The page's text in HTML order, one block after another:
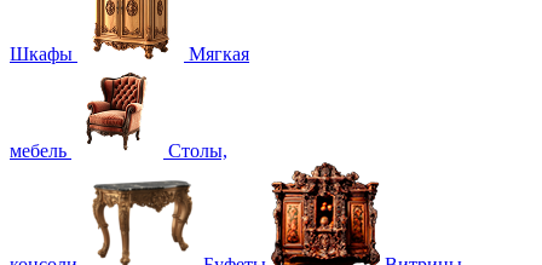
Шкафы Мягкая
мебель Столы,